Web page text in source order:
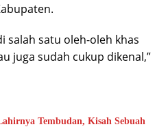
salah satu oleh-oleh khas
juga sudah cukup dikenal,”
Tembudan, Kisah Sebuah